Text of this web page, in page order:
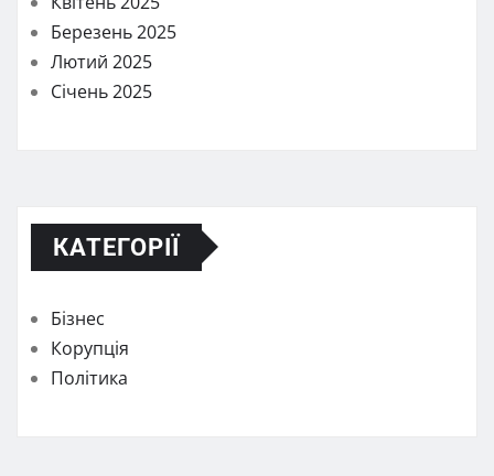
Березень 2025
Лютий 2025
Січень 2025
КАТЕГОРІЇ
Бізнес
Корупція
Політика